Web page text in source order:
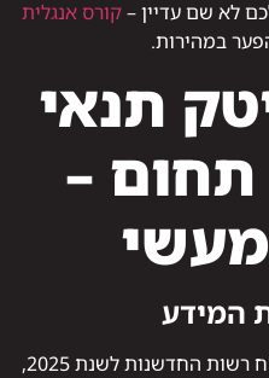
לא שם עדיין –קורס אנגלית
במהירות.
תנאי
–
המידע
התחום החם ביותר כיום. לפי דו"ח רשות החדשנות לשנת 2025,